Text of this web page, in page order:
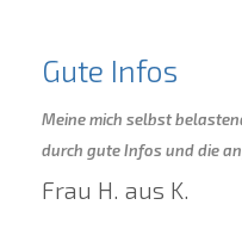
Gute Infos
Meine mich selbst
durch gute Infos und die
Frau H. aus K.